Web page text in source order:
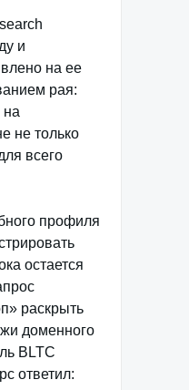
и
на ее
рая:
на
не только
всего
профиля
остается
раскрыть
доменного
BLTC
ответил: